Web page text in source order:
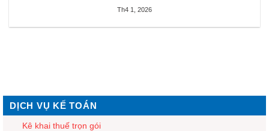
Th4 1, 2026
DỊCH VỤ KẾ TOÁN
Kê khai thuế trọn gói